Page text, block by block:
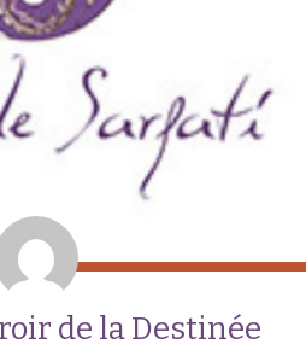
de la Destinée